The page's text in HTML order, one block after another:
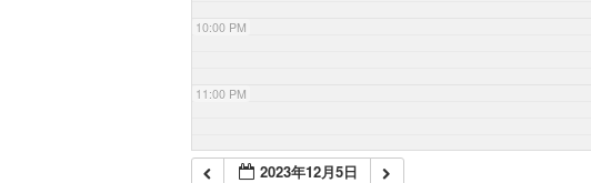
10:00 PM
11:00 PM
2023年12月5日